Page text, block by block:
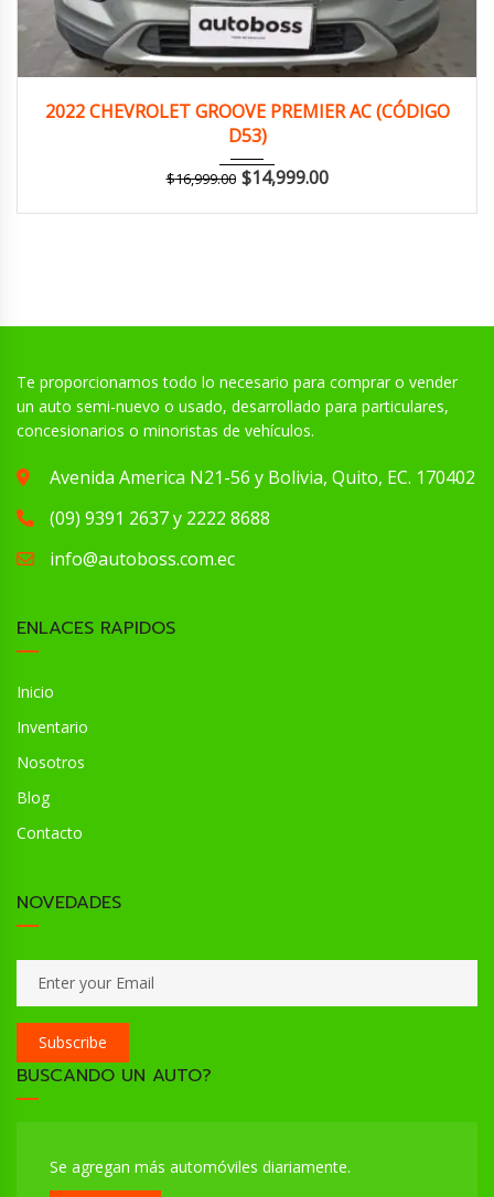
2022 CHEVROLET GROOVE PREMIER AC (CÓDIGO
D53)
$16,999.00 $14,999.00
Te proporcionamos todo lo necesario para comprar o vender
un auto semi-nuevo o usado, desarrollado para particulares,
concesionarios o minoristas de vehículos.
Avenida America N21-56 y Bolivia, Quito, EC. 170402
(09) 9391 2637 y 2222 8688
info@autoboss.com.ec
ENLACES RAPIDOS
Inicio
Inventario
Nosotros
Blog
Contacto
NOVEDADES
Subscribe
BUSCANDO UN AUTO?
Se agregan más automóviles diariamente.